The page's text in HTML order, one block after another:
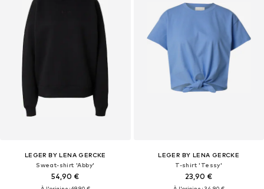
LEGER BY LENA GERCKE
Sweat-shirt 'Abby'
54,90 €
LEGER BY LENA GERCKE
T-shirt 'Tessy'
23,90 €